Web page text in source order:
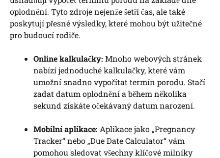
oplodnění. Tyto zdroje nejenže šetří čas, ale také
poskytují přesné výsledky, které mohou být užitečné
pro budoucí rodiče.
Online kalkulačky: Mnoho webových stránek
nabízí jednoduché kalkulačky, které vám
umožní snadno vypočítat termín porodu. Stačí
zadat datum oplodnění a během několika
sekund získáte očekávaný datum narození.
Mobilní aplikace: Aplikace jako „Pregnancy
Tracker“ nebo „Due Date Calculator“ vám
pomohou sledovat všechny klíčové milníky